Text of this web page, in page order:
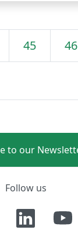
45 46
to our
Follow us